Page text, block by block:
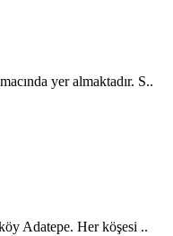
yer almaktadır. S..
Adatepe. Her köşesi ..